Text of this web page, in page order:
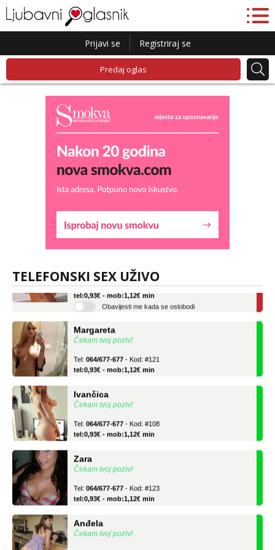
Prijavi se Registriraj se
Predaj oglas
TELEFONSKI SEX UŽIVO
Daria
Tel:064/677-677- Kod: #75
tel:0,93€ - mob:1,12€ min
Obavijesti me kada se oslobodi
Margareta
Čekam tvoj poziv!
Tel: 064/677-677 - Kod: #121
tel:0,93€ - mob:1,12€ min
Ivančica
Čekam tvoj poziv!
Tel: 064/677-677 - Kod: #108
tel:0,93€ - mob:1,12€ min
Zara
Čekam tvoj poziv!
Tel: 064/677-677 - Kod: #123
tel:0,93€ - mob:1,12€ min
Anđela
Čekam tvoj poziv!